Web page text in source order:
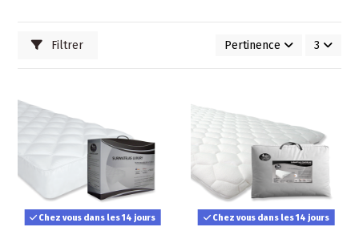
Filtrer Pertinence 3
Chez vous dans les 14 jours Chez vous dans les 14 jours